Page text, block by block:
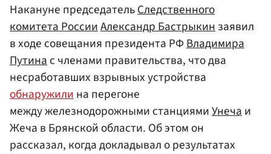
Накануне председательСледственного
комитета РоссииАлександр Бастрыкинзаявил
в ходе совещания президента РФВладимира
Путинас членами правительства, что два
несработавших взрывных устройства
обнаружилина перегоне
между железнодорожными станциямиУнечаи
Жеча в Брянской области. Об этом он
рассказал, когда докладывал о результатах